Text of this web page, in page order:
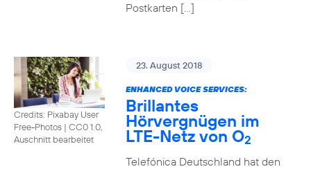
Postkarten […]
Credits: Pixabay User
Free-Photos | CC0 1.0,
Auschnitt bearbeitet
23. August 2018
ENHANCED VOICE SERVICES:
Brillantes
Hörvergnügen im
LTE-Netz von O2
Telefónica Deutschland hat den